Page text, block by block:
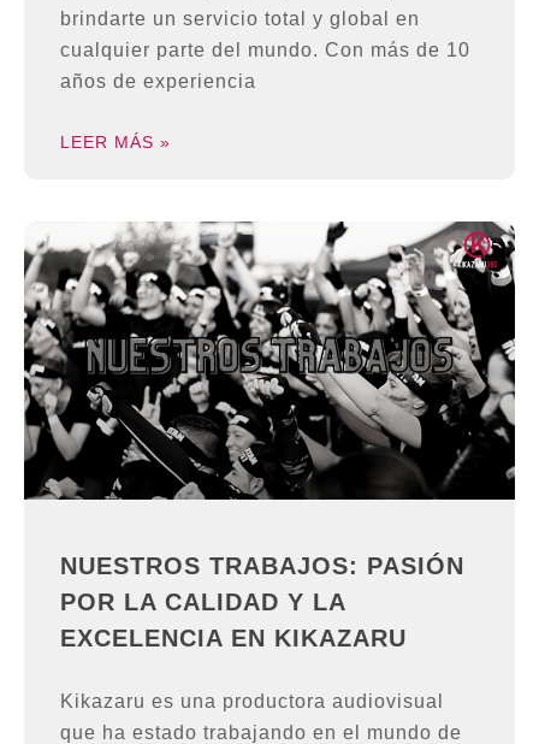
brindarte un servicio total y global en
cualquier parte del mundo. Con más de 10
años de experiencia
LEER MÁS »
NUESTROS TRABAJOS: PASIÓN
POR LA CALIDAD Y LA
EXCELENCIA EN KIKAZARU
Kikazaru es una productora audiovisual
que ha estado trabajando en el mundo de